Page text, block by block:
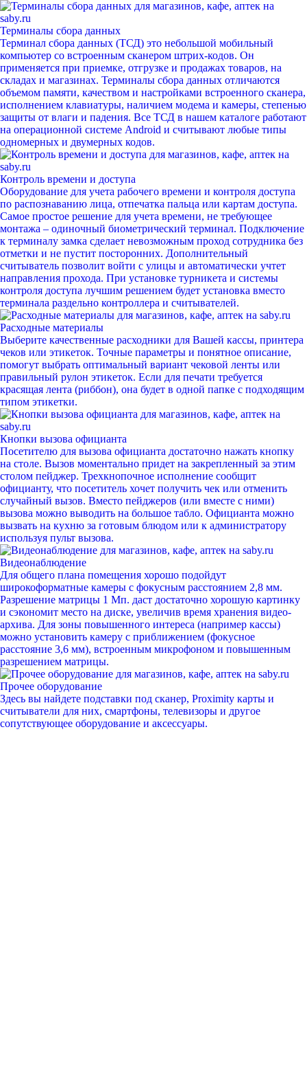
Терминалы сбора данных
Терминал сбора данных (ТСД) это небольшой мобильный
компьютер со встроенным сканером штрих-кодов. Он
применяется при приемке, отгрузке и продажах товаров, на
складах и магазинах. Терминалы сбора данных отличаются
объемом памяти, качеством и настройками встроенного сканера,
исполнением клавиатуры, наличием модема и камеры, степенью
защиты от влаги и падения. Все ТСД в нашем каталоге работают
на операционной системе Android и считывают любые типы
одномерных и двумерных кодов.
Контроль времени и доступа
Оборудование для учета рабочего времени и контроля доступа
по распознаванию лица, отпечатка пальца или картам доступа.
Самое простое решение для учета времени, не требующее
монтажа – одиночный биометрический терминал. Подключение
к терминалу замка сделает невозможным проход сотрудника без
отметки и не пустит посторонних. Дополнительный
считыватель позволит войти с улицы и автоматически учтет
направления прохода. При установке турникета и системы
контроля доступа лучшим решением будет установка вместо
терминала раздельно контроллера и считывателей.
Расходные материалы
Выберите качественные расходники для Вашей кассы, принтера
чеков или этикеток. Точные параметры и понятное описание,
помогут выбрать оптимальный вариант чековой ленты или
правильный рулон этикеток. Если для печати требуется
красящая лента (риббон), она будет в одной папке с подходящим
типом этикетки.
Кнопки вызова официанта
Посетителю для вызова официанта достаточно нажать кнопку
на столе. Вызов моментально придет на закрепленный за этим
столом пейджер. Трехкнопочное исполнение сообщит
официанту, что посетитель хочет получить чек или отменить
случайный вызов. Вместо пейджеров (или вместе с ними)
вызова можно выводить на большое табло. Официанта можно
вызвать на кухню за готовым блюдом или к администратору
используя пульт вызова.
Видеонаблюдение
Для общего плана помещения хорошо подойдут
широкоформатные камеры с фокусным расстоянием 2,8 мм.
Разрешение матрицы 1 Мп. даст достаточно хорошую картинку
и сэкономит место на диске, увеличив время хранения видео-
архива. Для зоны повышенного интереса (например кассы)
можно установить камеру с приближением (фокусное
расстояние 3,6 мм), встроенным микрофоном и повышенным
разрешением матрицы.
Прочее оборудование
Здесь вы найдете подставки под сканер, Proximity карты и
считыватели для них, смартфоны, телевизоры и другое
сопутствующее оборудование и аксессуары.